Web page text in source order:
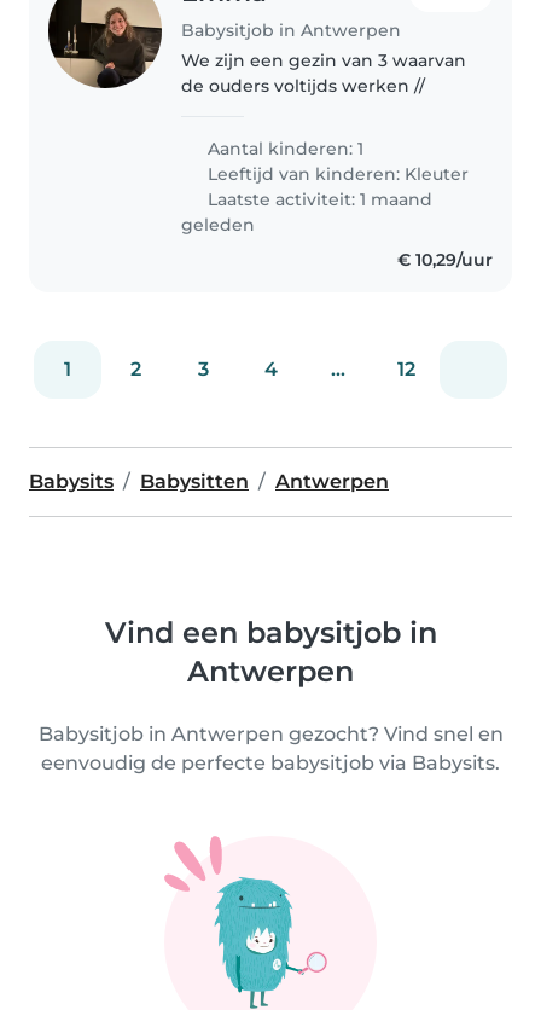
Babysitjob in Antwerpen
We zijn een gezin van 3 waarvan
de ouders voltijds werken //
Aantal kinderen: 1
Leeftijd van kinderen: Kleuter
Laatste activiteit: 1 maand
geleden
€ 10,29/uur
1 2 3 4 ... 12
Babysits Babysitten Antwerpen
Vind een babysitjob in
Antwerpen
Babysitjob in Antwerpen gezocht? Vind snel en
eenvoudig de perfecte babysitjob via Babysits.